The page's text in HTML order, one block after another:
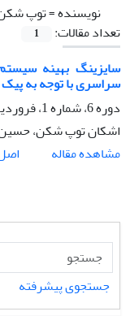
نویسنده =توپ
تعداد مقالات:
1
سراسری با توجه به
دوره 6، شماره 1، فروردین 1398، صفحه
اشکان توپ شکن، حسین
مشاهده مقاله
جستجوی پیشرفته